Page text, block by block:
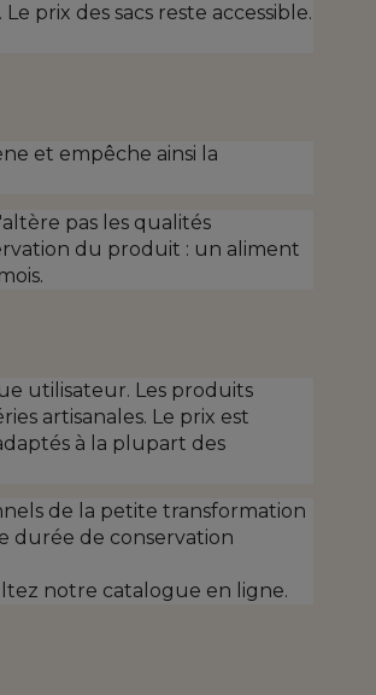
prix des sacs reste accessible.
et empêche ainsi la
pas les qualités
du produit : un aliment
utilisateur. Les produits
artisanales. Le prix est
à la plupart des
de la petite transformation
durée de conservation
notre catalogue en ligne.